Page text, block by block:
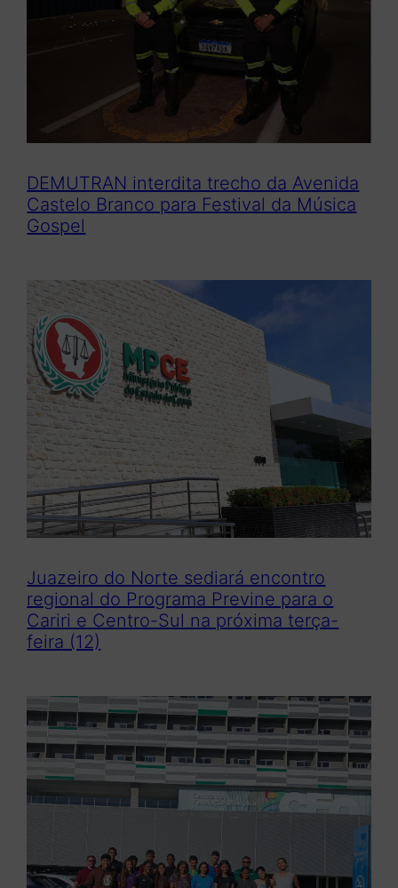
DEMUTRAN interdita trecho da Avenida
Castelo Branco para Festival da Música
Gospel
Juazeiro do Norte sediará encontro
regional do Programa Previne para o
Cariri e Centro-Sul na próxima terça-
feira (12)